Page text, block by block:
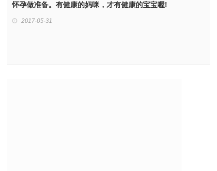
怀孕做准备。有健康的妈咪，才有健康的宝宝喔!
2017-05-31